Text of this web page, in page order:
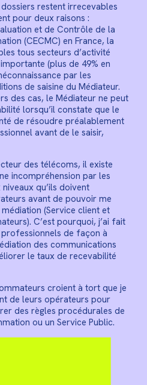
restent irrecevables
pour deux raisons :
et de Contrôle de la
(CECMC) en France, la
tous secteurs d’activité
(plus de 49% en
par les
de saisine du Médiateur.
des cas, le Médiateur ne peut
lorsqu’il constate que le
de résoudre préalablement
avant de le saisir,
des télécoms, il existe
incompréhension par les
qu’ils doivent
avant de pouvoir me
(Service client et
C’est pourquoi, j’ai fait
de façon à
des communications
le taux de recevabilité
croient à tort que je
de leurs opérateurs pour
des règles procédurales de
ou un Service Public.